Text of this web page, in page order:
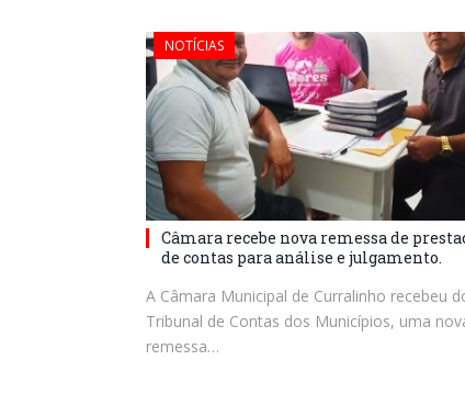
NOTÍCIAS
Câmara recebe nova remessa de
de contas para análise e julgamento.
A Câmara Municipal de Curralinho recebeu
Tribunal de Contas dos Municípios, uma
remessa…